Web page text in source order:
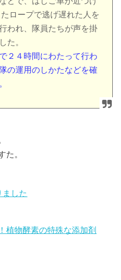
ロープで逃げ遅れた人を
われ、隊員たちが声を掛
た。
２４時間にわたって行わ
の運用のしかたなどを確
た。
した
植物酵素の特殊な添加剤